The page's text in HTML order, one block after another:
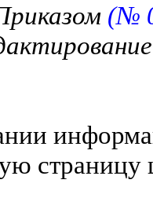
(№
страницу